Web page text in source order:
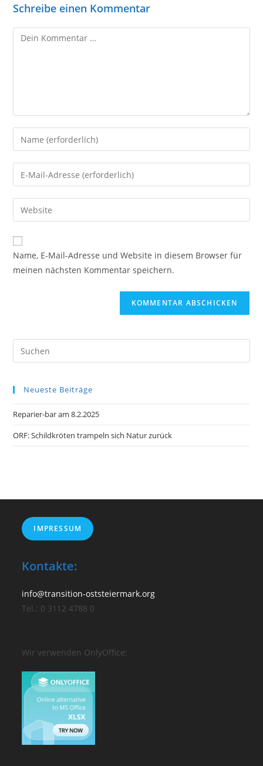
Schreibe einen Kommentar
Kommentar
Gib
deinen
Namen
oder
zum
Kommentieren
ein
Gib
deine
E-
Mail-
zum
Kommentieren
ein
Gib
deine
Website-
URL
Name, E-Mail-Adresse und Website in diesem Browser für
meinen nächsten Kommentar speichern.
Neueste Beiträge
Reparier-bar am 8.2.2025
ORF: Schildkröten trampeln sich Natur zurück
IMPRESSUM
Kontakte:
info@transition-oststeiermark.org
Tel.: 0 3112 4788 0
Wir verwenden OnlyOffice: